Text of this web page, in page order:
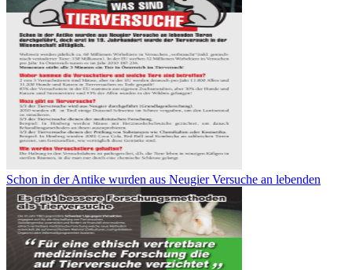
Schon in der Antike wurden aus Neugier Versuche an lebenden